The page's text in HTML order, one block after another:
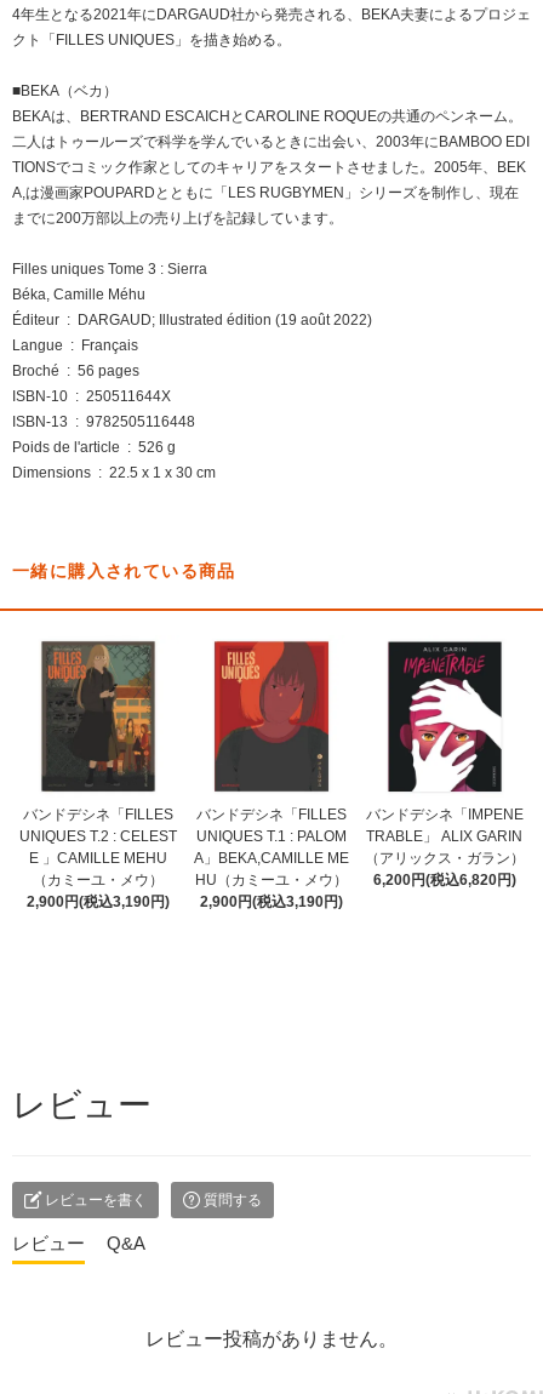
4年生となる2021年にDARGAUD社から発売される、BEKA夫妻によるプロジェ
クト「FILLES UNIQUES」を描き始める。
■BEKA（ベカ）
BEKAは、BERTRAND ESCAICHとCAROLINE ROQUEの共通のペンネーム。
二人はトゥールーズで科学を学んでいるときに出会い、2003年にBAMBOO EDI
TIONSでコミック作家としてのキャリアをスタートさせました。2005年、BEK
A,は漫画家POUPARDとともに「LES RUGBYMEN」シリーズを制作し、現在
までに200万部以上の売り上げを記録しています。
Filles uniques Tome 3 : Sierra
Béka, Camille Méhu
Éditeur ‏ : ‎ DARGAUD; Illustrated édition (19 août 2022)
Langue ‏ : ‎ Français
Broché ‏ : ‎ 56 pages
ISBN-10 ‏ : ‎ 250511644X
ISBN-13 ‏ : ‎ 9782505116448
Poids de l'article ‏ : ‎ 526 g
Dimensions ‏ : ‎ 22.5 x 1 x 30 cm
一緒に購入されている商品
バンドデシネ「FILLES
UNIQUES T.2 : CELEST
E 」CAMILLE MEHU
（カミーユ・メウ）
2,900円(税込3,190円)
バンドデシネ「FILLES
UNIQUES T.1 : PALOM
A」BEKA,CAMILLE ME
HU（カミーユ・メウ）
2,900円(税込3,190円)
バンドデシネ「IMPENE
TRABLE」 ALIX GARIN
（アリックス・ガラン）
6,200円(税込6,820円)
レビュー
レビューを書く 質問する
レビュー Q&A
レビュー投稿がありません。